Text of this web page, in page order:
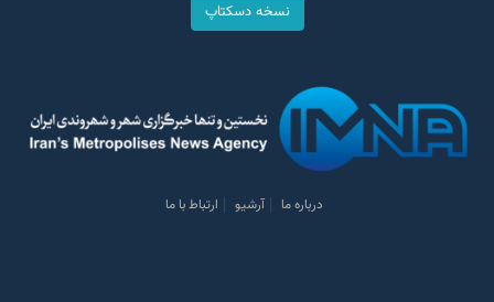
نسخه دسکتاپ
درباره ما آرشیو ارتباط با ما